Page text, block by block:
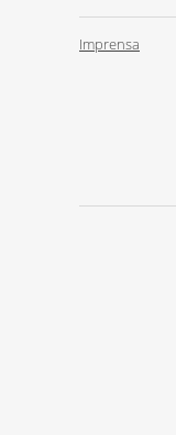
Imprensa